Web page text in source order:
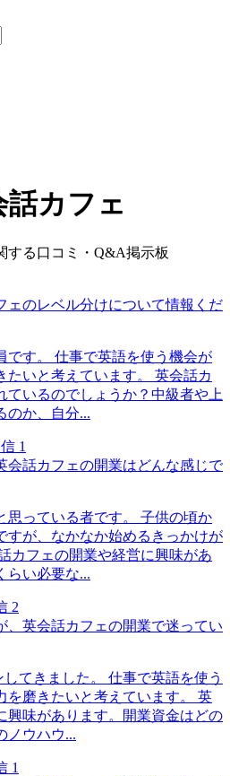
話カフェ
する口コミ・Q&A掲示板
ェのレベル分けについて情報くだ
です。 仕事で英語を使う機会が
たいと考えています。 英会話カ
ているのでしょうか？中級者や上
のか、自分...
1
会話カフェの開業はどんな感じで
思っている者です。 子供の頃か
すが、なかなか始めるきっかけが
カフェの開業や経営に興味があ
らい必要な...
2
、英会話カフェの開業で迷ってい
てきました。 仕事で英語を使う
を磨きたいと考えています。 英
興味があります。開業資金はどの
ノウハウ...
1